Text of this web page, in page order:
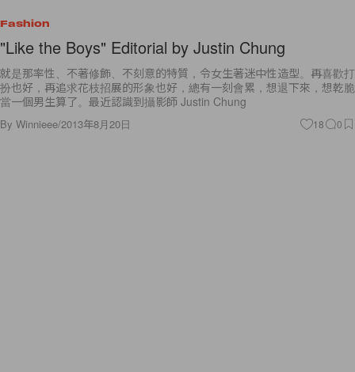
Fashion
"Like the Boys" Editorial by Justin Chung
就是那率性、不著修飾、不刻意的特質，令女生著迷中性造型。再喜歡打
扮也好，再追求花枝招展的形象也好，總有一刻會累，想退下來，想乾脆
當一個男生算了。最近認識到攝影師 Justin Chung
By Winnieee/2013年8月20日 18 0